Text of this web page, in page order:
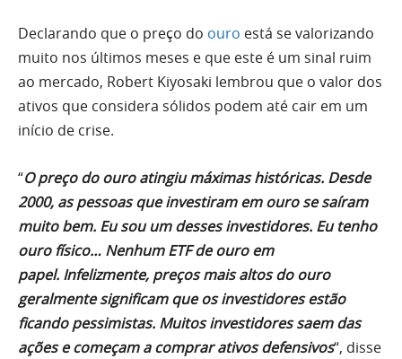
Declarando que o preço do ouro está se valorizando
muito nos últimos meses e que este é um sinal ruim
ao mercado, Robert Kiyosaki lembrou que o valor dos
ativos que considera sólidos podem até cair em um
início de crise.
“O preço do ouro atingiu máximas históricas. Desde
2000, as pessoas que investiram em ouro se saíram
muito bem. Eu sou um desses investidores. Eu tenho
ouro físico… Nenhum ETF de ouro em
papel. Infelizmente, preços mais altos do ouro
geralmente significam que os investidores estão
ficando pessimistas. Muitos investidores saem das
ações e começam a comprar ativos defensivos“, disse